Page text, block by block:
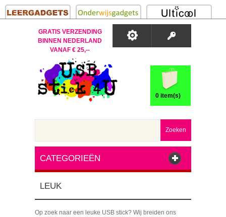
GRATIS VERZENDING
BINNEN NEDERLAND
VANAF € 25,--
0 item(s)
Zoeken
CATEGORIEËN
LEUK
Op zoek naar een leuke USB stick? Wij breiden ons